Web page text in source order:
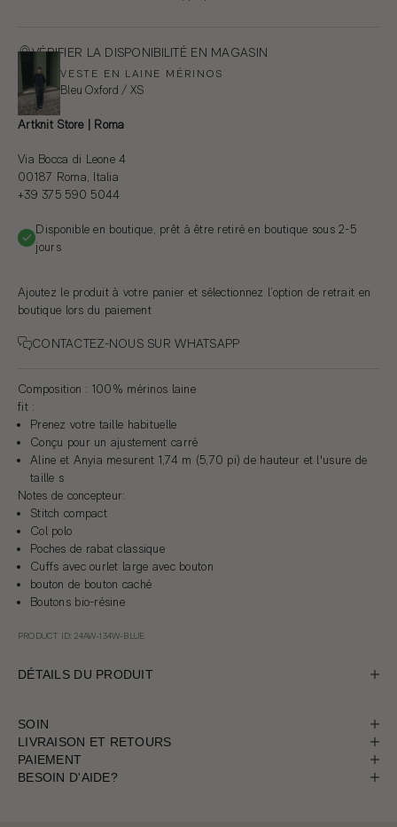
VÉRIFIER LA DISPONIBILITÉ EN MAGASIN
VESTE EN LAINE MÉRINOS
Bleu Oxford / XS
Artknit Store | Roma
Via Bocca di Leone 4
00187 Roma, Italia
+39 375 590 5044
Disponible en boutique, prêt à être retiré en boutique sous 2-5
jours
Ajoutez le produit à votre panier et sélectionnez l’option de retrait en
boutique lors du paiement
CONTACTEZ-NOUS SUR WHATSAPP
Composition : 100% mérinos laine
fit :
Prenez votre taille habituelle
Conçu pour un ajustement carré
Aline et Anyia mesurent 1,74 m (5,70 pi) de hauteur et l'usure de
taille s
Notes de concepteur:
Stitch compact
Col polo
Poches de rabat classique
Cuffs avec ourlet large avec bouton
bouton de bouton caché
Boutons bio-résine
PRODUCT ID: 24AW-134W-BLUE
DÉTAILS DU PRODUIT
SOIN
LIVRAISON ET RETOURS
PAIEMENT
BESOIN D'AIDE?